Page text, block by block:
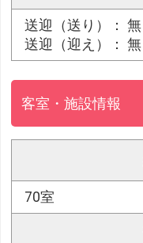
送迎（送り）： 無
送迎（迎え）： 無
客室・施設情報
70室